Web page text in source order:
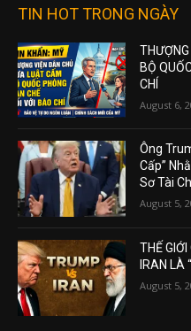
TIN HOT TRONG NGÀY
BỘ
CHÍ
August 6,
Ông
Cấp”
Sơ Tài
August 5,
THẾ
IRAN LÀ
August 5,